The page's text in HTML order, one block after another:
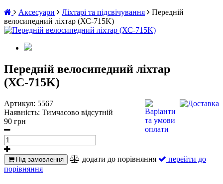
Аксесуари
Ліхтарі та підсвічування
Передній
велосипедний ліхтар (ХС-715K)
Передній велосипедний ліхтар
(ХС-715K)
Артикул: 5567
Наявність: Тимчасово відсутній
90 грн
Під замовлення додати до порівняння
перейти до
порівняння